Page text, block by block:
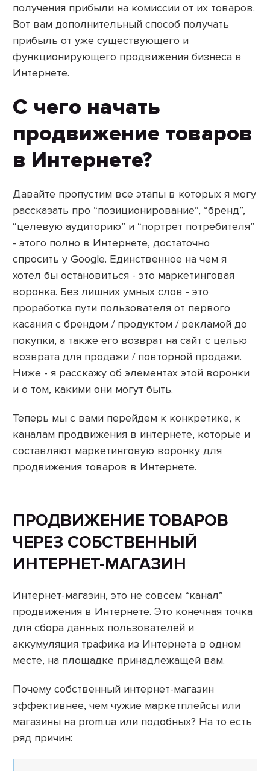
получения прибыли на комиссии от их товаров.
Вот вам дополнительный способ получать
прибыль от уже существующего и
функционирующего продвижения бизнеса в
Интернете.
С чего начать
продвижение товаров
в Интернете?
Давайте пропустим все этапы в которых я могу
рассказать про “позиционирование”, “бренд”,
“целевую аудиторию” и “портрет потребителя”
- этого полно в Интернете, достаточно
спросить у Google. Единственное на чем я
хотел бы остановиться - это маркетинговая
воронка. Без лишних умных слов - это
проработка пути пользователя от первого
касания с брендом / продуктом / рекламой до
покупки, а также его возврат на сайт с целью
возврата для продажи / повторной продажи.
Ниже - я расскажу об элементах этой воронки
и о том, какими они могут быть.
Теперь мы с вами перейдем к конкретике, к
каналам продвижения в интернете, которые и
составляют маркетинговую воронку для
продвижения товаров в Интернете.
ПРОДВИЖЕНИЕ ТОВАРОВ
ЧЕРЕЗ СОБСТВЕННЫЙ
ИНТЕРНЕТ-МАГАЗИН
Интернет-магазин, это не совсем “канал”
продвижения в Интернете. Это конечная точка
для сбора данных пользователей и
аккумуляция трафика из Интернета в одном
месте, на площадке принадлежащей вам.
Почему собственный интернет-магазин
эффективнее, чем чужие маркетплейсы или
магазины на prom.ua или подобных? На то есть
ряд причин: